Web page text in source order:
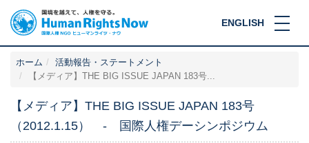
ENGLISH
ホーム
活動報告・ステートメント
【メディア】THE BIG ISSUE JAPAN 183号...
【メディア】THE BIG ISSUE JAPAN 183号
（2012.1.15） ‐ 国際人権デーシンポジウム